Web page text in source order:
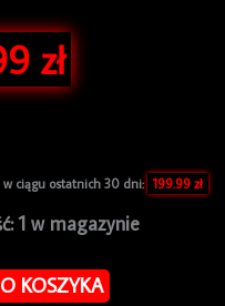
zł
w ciągu ostatnich 30 dni: 199.99 zł
1 w magazynie
KOSZYKA